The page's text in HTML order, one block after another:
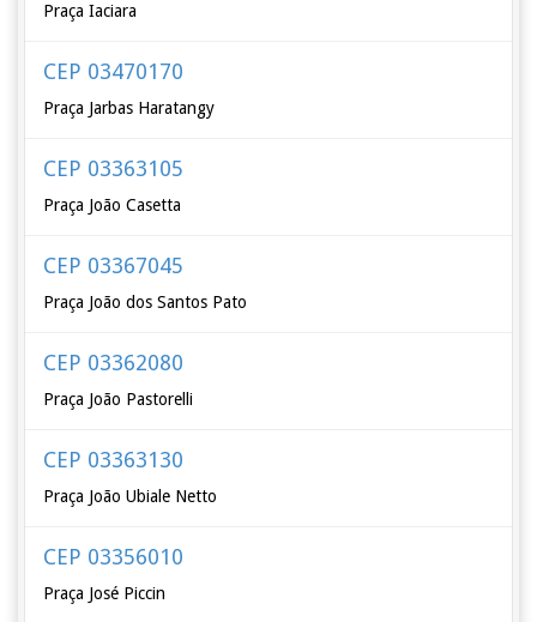
Praça Iaciara
CEP 03470170
Praça Jarbas Haratangy
CEP 03363105
Praça João Casetta
CEP 03367045
Praça João dos Santos Pato
CEP 03362080
Praça João Pastorelli
CEP 03363130
Praça João Ubiale Netto
CEP 03356010
Praça José Piccin